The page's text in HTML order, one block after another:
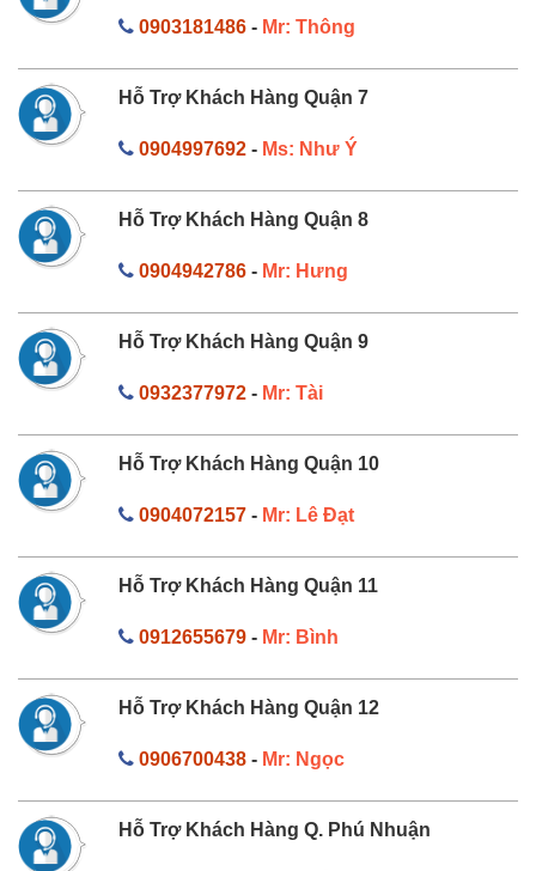
0903181486- Mr: Thông
Hỗ Trợ Khách Hàng Quận 7
0904997692- Ms: Như Ý
Hỗ Trợ Khách Hàng Quận 8
0904942786- Mr: Hưng
Hỗ Trợ Khách Hàng Quận 9
0932377972- Mr: Tài
Hỗ Trợ Khách Hàng Quận 10
0904072157- Mr: Lê Đạt
Hỗ Trợ Khách Hàng Quận 11
0912655679- Mr: Bình
Hỗ Trợ Khách Hàng Quận 12
0906700438- Mr: Ngọc
Hỗ Trợ Khách Hàng Q. Phú Nhuận